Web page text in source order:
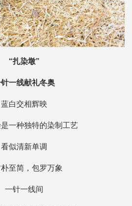
“扎染墩”
一线献礼冬奥
蓝白交相辉映
一种独特的染制工艺
看似清新单调
至简，包罗万象
一针一线间